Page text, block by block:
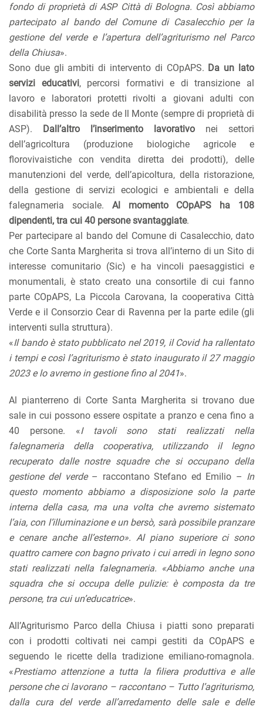
fondo di proprietà di ASP Città di Bologna. Così abbiamo
partecipato al bando del Comune di Casalecchio per la
gestione del verde e l’apertura dell’agriturismo nel Parco
della Chiusa».
Sono due gli ambiti di intervento di COpAPS. Da un lato
servizi educativi, percorsi formativi e di transizione al
lavoro e laboratori protetti rivolti a giovani adulti con
disabilità presso la sede de Il Monte (sempre di proprietà di
ASP). Dall’altro l’inserimento lavorativo nei settori
dell’agricoltura (produzione biologiche agricole e
florovivaistiche con vendita diretta dei prodotti), delle
manutenzioni del verde, dell’apicoltura, della ristorazione,
della gestione di servizi ecologici e ambientali e della
falegnameria sociale. Al momento COpAPS ha 108
dipendenti, tra cui 40 persone svantaggiate.
Per partecipare al bando del Comune di Casalecchio, dato
che Corte Santa Margherita si trova all’interno di un Sito di
interesse comunitario (Sic) e ha vincoli paesaggistici e
monumentali, è stato creato una consortile di cui fanno
parte COpAPS, La Piccola Carovana, la cooperativa Città
Verde e il Consorzio Cear di Ravenna per la parte edile (gli
interventi sulla struttura).
«Il bando è stato pubblicato nel 2019, il Covid ha rallentato
i tempi e così l’agriturismo è stato inaugurato il 27 maggio
2023 e lo avremo in gestione fino al 2041».
Al pianterreno di Corte Santa Margherita si trovano due
sale in cui possono essere ospitate a pranzo e cena fino a
40 persone. «I tavoli sono stati realizzati nella
falegnameria della cooperativa, utilizzando il legno
recuperato dalle nostre squadre che si occupano della
gestione del verde– raccontano Stefano ed Emilio – In
questo momento abbiamo a disposizione solo la parte
interna della casa, ma una volta che avremo sistemato
l’aia, con l’illuminazione e un bersò, sarà possibile pranzare
e cenare anche all’esterno». Al piano superiore ci sono
quattro camere con bagno privato i cui arredi in legno sono
stati realizzati nella falegnameria. «Abbiamo anche una
squadra che si occupa delle pulizie: è composta da tre
persone, tra cui un’educatrice».
All’Agriturismo Parco della Chiusa i piatti sono preparati
con i prodotti coltivati nei campi gestiti da COpAPS e
seguendo le ricette della tradizione emiliano-romagnola.
«Prestiamo attenzione a tutta la filiera produttiva e alle
persone che ci lavorano – raccontano – Tutto l’agriturismo,
dalla cura del verde all’arredamento delle sale e delle